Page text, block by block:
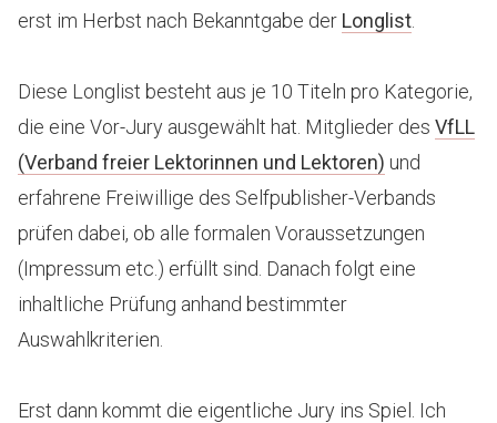
erst im Herbst nach Bekanntgabe der Longlist
Diese Longlist besteht aus je 10 Titeln pro Kategorie,
die eine Vor-Jury ausgewählt hat. Mitglieder des VfLL
(Verband freier Lektorinnen und Lektoren) und
erfahrene Freiwillige des Selfpublisher-Verbands
prüfen dabei, ob alle formalen Voraussetzungen
(Impressum etc.) erfüllt sind. Danach folgt eine
inhaltliche Prüfung anhand bestimmter
Auswahlkriterien.
Erst dann kommt die eigentliche Jury ins Spiel. Ich